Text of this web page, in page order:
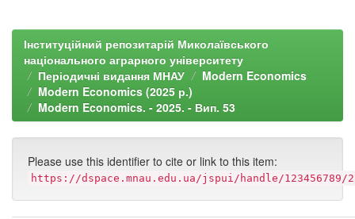
Інституційний репозитарій Миколаївського
національного аграрного університету
Періодичні видання МНАУ
Modern Economics
Modern Economics (2025 р.)
Modern Economics. - 2025. - Вип. 53
Please use this identifier to cite or link to this item:
https://dspace.mnau.edu.ua/jspui/handle/123456789/